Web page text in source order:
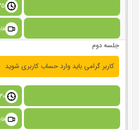
35
جلسه دوم
کاربر گرامی باید وارد حساب کاربری شوید
30